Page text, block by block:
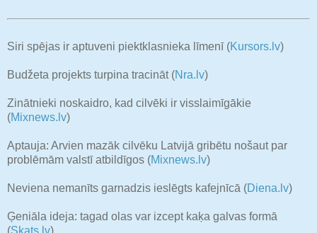
Siri spējas ir aptuveni piektklasnieka līmenī (Kursors.lv)
Budžeta projekts turpina tracināt (Nra.lv)
Zinātnieki noskaidro, kad cilvēki ir visslaimīgākie
(Mixnews.lv)
Aptauja: Arvien mazāk cilvēku Latvijā gribētu nošaut par
problēmām valstī atbildīgos (Mixnews.lv)
Neviena nemanīts garnadzis ieslēgts kafejnīcā (Diena.lv)
Ģeniāla ideja: tagad olas var izcept kaķa galvas formā
(Skats.lv)